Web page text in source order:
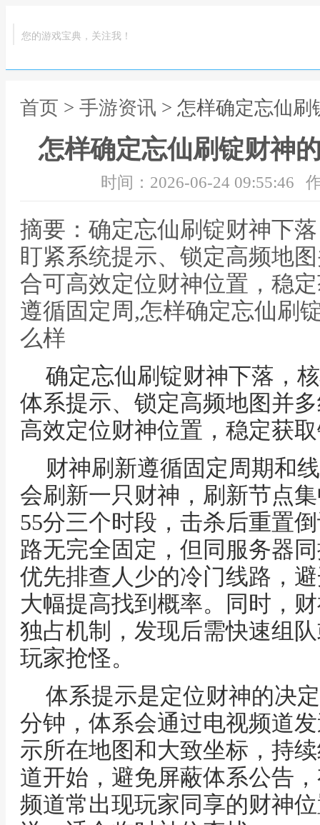
您的游戏宝典，关注我！
首页 > 手游资讯 > 怎样确定忘仙
怎样确定忘仙刷锭财神
时间：2026-06-24 09:55:46
摘要：确定忘仙刷锭财神下
盯紧系统提示、锁定高频地
合可高效定位财神位置，稳
遵循固定周,怎样确定忘仙刷
么样
确定忘仙刷锭财神下落，
体系提示、锁定高频地图并
高效定位财神位置，稳定获
财神刷新遵循固定周期和
会刷新一只财神，刷新节点
55分三个时段，击杀后重置
路无完全固定，但同服务器
优先排查人少的冷门线路，
大幅提高找到概率。同时，
独占机制，发现后需快速组
玩家抢怪。
体系提示是定位财神的决
分钟，体系会通过电视频道
示所在地图和大致坐标，持
道开始，避免屏蔽体系公告
频道常出现玩家同享的财神